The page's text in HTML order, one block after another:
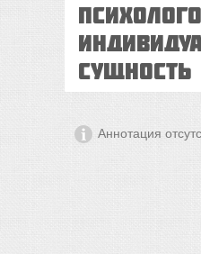
Сущность
Аннотация